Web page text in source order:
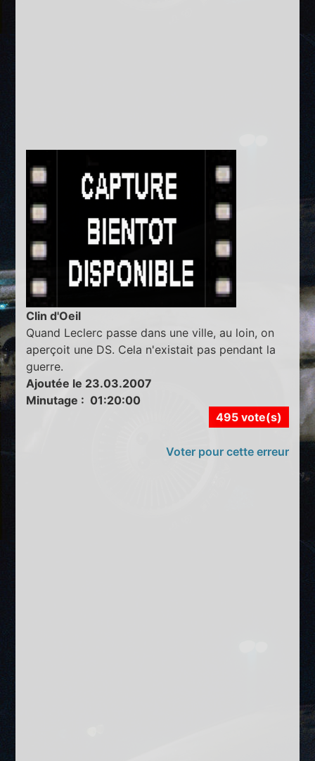
Clin d'Oeil
Quand Leclerc passe dans une ville, au loin, on
aperçoit une DS. Cela n'existait pas pendant la
guerre.
Ajoutée le 23.03.2007
Minutage : 01:20:00
495 vote(s)
Voter pour cette erreur